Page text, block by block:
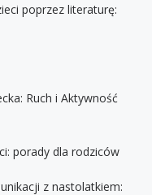
poprzez literaturę:
Ruch i Aktywność
porady dla rodziców
z nastolatkiem: